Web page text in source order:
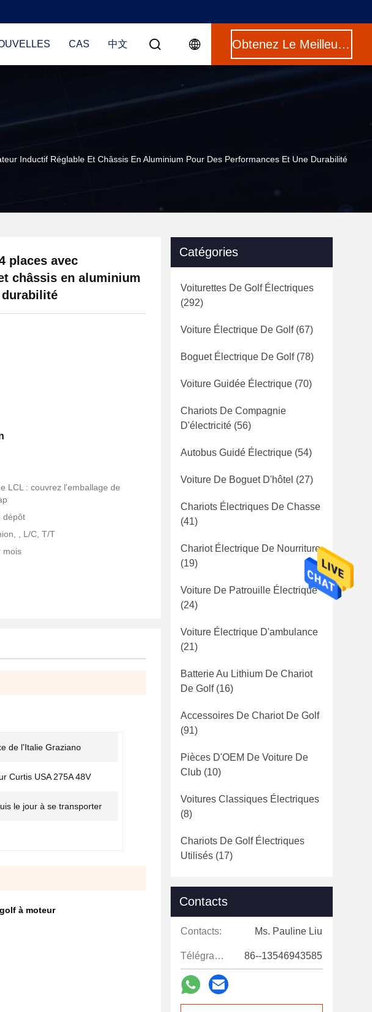
CAS 中文 Obtenez Le Meilleur Prix
Inductif Réglable Et Châssis En Aluminium Pour Des Performances Et Une Durabilité
places avec
châssis en aluminium
durabilité
LCL : couvrez l'emballage de
dépôt
, L/C, T/T
mois
de l'Italie Graziano
Curtis USA 275A 48V
le jour à se transporter
à moteur
Catégories
Voiturettes De Golf Électriques
(292)
Voiture Électrique De Golf(67)
Boguet Électrique De Golf(78)
Voiture Guidée Électrique (70)
Chariots De Compagnie
D'électricité (56)
Autobus Guidé Électrique (54)
Voiture De Boguet D'hôtel (27)
Chariots Électriques De Chasse
(41)
Chariot Électrique De Nourriture
(19)
Voiture De Patrouille Électrique
(24)
Voiture Électrique D'ambulance
(21)
Batterie Au Lithium De Chariot
De Golf(16)
Accessoires De Chariot De Golf
(91)
Pièces D'OEM De Voiture De
Club (10)
Voitures Classiques Électriques
(8)
Chariots De Golf Électriques
Utilisés (17)
Contacts
Contacts: Ms. Pauline Liu
Télégramme: 86--13546943585